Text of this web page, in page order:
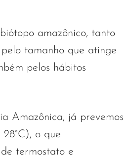
amazônico, tanto
tamanho que atinge
pelos hábitos
Amazônica, já prevemos
o que
termostato e